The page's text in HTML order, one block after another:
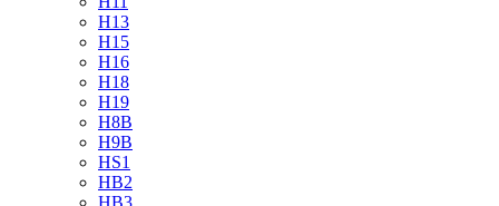
H13
H15
H16
H18
H19
H8B
H9B
HS1
HB2
HB3